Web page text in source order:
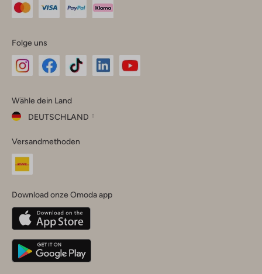
Folge uns
Instagram
Facebook
TikTok
Wähle dein Land
DEUTSCHLAND
dein
Land
Belgique(Français)
Deutschland
Versandmethoden
Download onze Omoda app